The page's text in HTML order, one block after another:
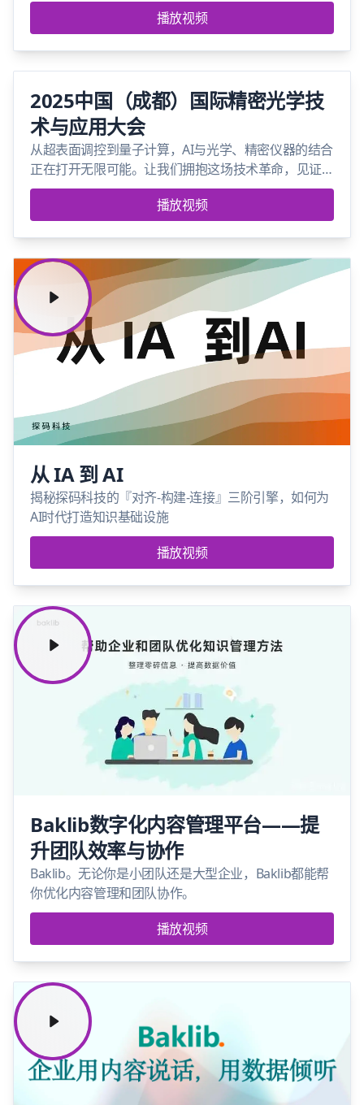
播放视频
2025中国（成都）国际精密光学技
术与应用大会
从超表面调控到量子计算，AI与光学、精密仪器的结合
正在打开无限可能。让我们拥抱这场技术革命，见证
智能科技如何重新定义行业标准！
播放视频
从 IA 到 AI
揭秘探码科技的『对齐-构建-连接』三阶引擎，如何为
AI时代打造知识基础设施
播放视频
Baklib数字化内容管理平台——提
升团队效率与协作
Baklib。无论你是小团队还是大型企业，Baklib都能帮
你优化内容管理和团队协作。
播放视频